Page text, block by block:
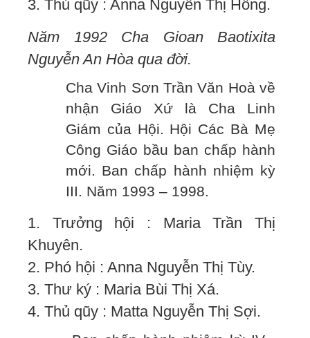
3. Thủ qũy : Anna Nguyễn Thị Hồng.
Năm 1992 Cha Gioan Baotixita
Nguyễn An Hòa qua đời.
Cha Vinh Sơn Trần Văn Hoà về
nhận Giáo Xứ là Cha Linh
Giám của Hội. Hội Các Bà Mẹ
Công Giáo bầu ban chấp hành
mới. Ban chấp hành nhiệm kỳ
III. Năm 1993 – 1998.
1. Trưởng hội : Maria Trần Thị
Khuyên.
2. Phó hội : Anna Nguyễn Thị Tùy.
3. Thư ký : Maria Bùi Thị Xá.
4. Thủ qũy : Matta Nguyễn Thị Sợi.